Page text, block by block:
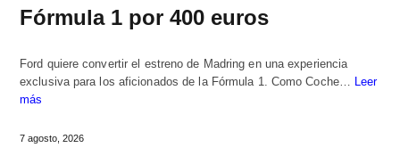
Fórmula 1 por 400 euros
Ford quiere convertir el estreno de Madring en una experiencia
exclusiva para los aficionados de la Fórmula 1. Como Coche…
Leer
más
7 agosto, 2026